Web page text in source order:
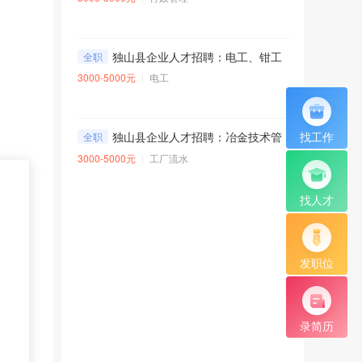
找工作
找人才
发职位
录简历
全职 独山县企业人才招聘：电工、钳工各3名
3000-5000元 电工
全职 独山县企业人才招聘：冶金技术管理员 经验不限
3000-5000元 工厂流水